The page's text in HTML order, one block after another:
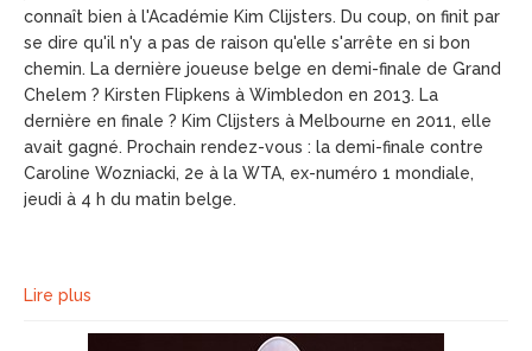
connaît bien à l'Académie Kim Clijsters. Du coup, on finit par
se dire qu'il n'y a pas de raison qu'elle s'arrête en si bon
chemin. La dernière joueuse belge en demi-finale de Grand
Chelem ? Kirsten Flipkens à Wimbledon en 2013. La
dernière en finale ? Kim Clijsters à Melbourne en 2011, elle
avait gagné. Prochain rendez-vous : la demi-finale contre
Caroline Wozniacki, 2e à la WTA, ex-numéro 1 mondiale,
jeudi à 4 h du matin belge.
Lire plus